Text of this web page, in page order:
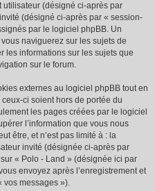
utilisateur (désigné ci-après par
(désigné ci-après par « session-
par le logiciel phpBB. Un
naviguerez sur les sujets de
les informations sur les sujets que
sur le forum.
externes au logiciel phpBB tout en
ci soient hors de portée du
les pages créées par le logiciel
l’information que vous nous
être, et n’est pas limité à : la
invité (désignée ci-après par
« Polo - Land » (désignée ici par
envoyez après l’enregistrement et
vos messages »).